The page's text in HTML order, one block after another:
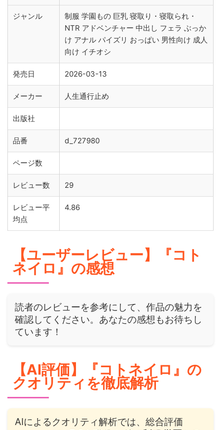
ジャンル
制服 学園もの 巨乳 寝取り・寝取られ・
NTR アドベンチャー 中出し フェラ ぶっか
け アナル パイズリ おっぱい 男性向け 成人
向け イチオシ
発売日 2026-03-13
メーカー 人生通行止め
出版社
品番 d_727980
ページ数
レビュー数 29
レビュー平
均点
4.86
【ユーザーレビュー】『コト
ネイロ』の感想
読者のレビューを参考にして、作品の魅力を
確認してください。あなたの感想もお待ちし
ています！
【AI評価】『コトネイロ』の
クオリティを徹底解析
AIによるクオリティ解析では、総合評価